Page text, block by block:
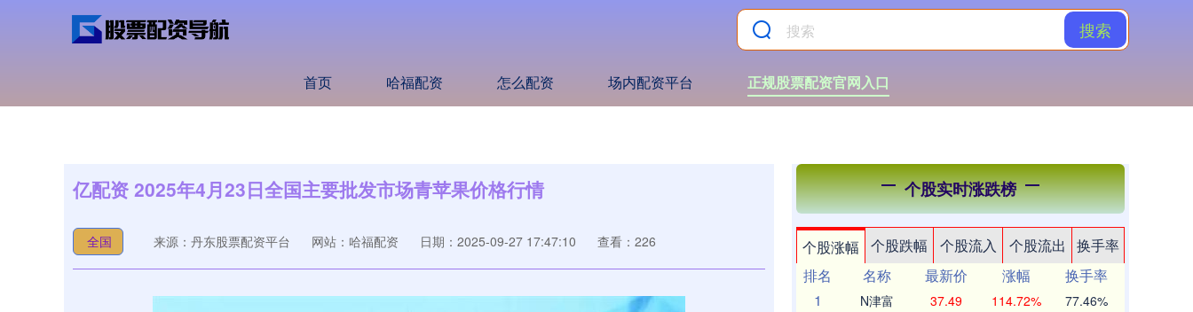
搜索
首页 哈福配资 怎么配资 场内配资平台 正规股票配资官网入口
亿配资 2025年4月23日全国主要批发市场青苹果价格行情
全国 来源：丹东股票配资平台 网站：哈福配资 日期：2025-09-27 17:47:10 查看：226
个股实时涨跌榜
个股涨幅 个股跌幅 个股流入 个股流出
换手率
排名
名称 最新价 涨幅
换手率
1
N津富 37.49 114.72% 77.46%